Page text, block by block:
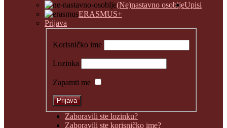
(Ne)nastavno osoblje
ERASMUS+
Prijava
Korisničko ime
Lozinka
Zapamti me
Zaboravili ste lozinku?
Zaboravili ste korisničko ime?
Upisi